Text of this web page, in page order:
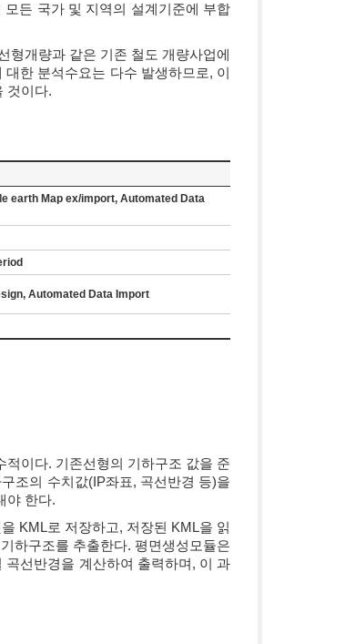
든 국가 및 지역의 설계기준에 부합
형개량과 같은 기존 철도 개량사업에
한 분석수요는 다수 발생하므로, 이
것이다.
earth Map ex/import, Automated Data
Automated Data Import
이다. 기존선형의 기하구조 값을 준
조의 수치값(IP좌표, 곡선반경 등)을
야 한다.
KML로 저장하고, 저장된 KML을 읽
하구조를 추출한다. 평면생성모듈은
선반경을 계산하여 출력하며, 이 과